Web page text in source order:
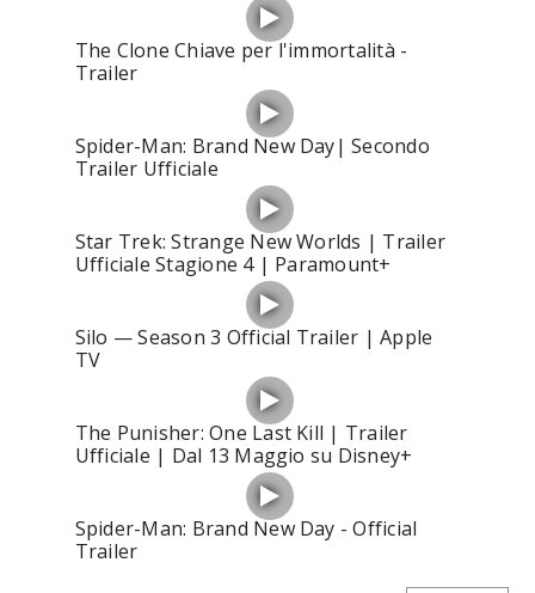
The Clone Chiave per l'immortalità -
Trailer
Spider-Man: Brand New Day| Secondo
Trailer Ufficiale
Star Trek: Strange New Worlds | Trailer
Ufficiale Stagione 4 | Paramount+
Silo — Season 3 Official Trailer | Apple
TV
The Punisher: One Last Kill | Trailer
Ufficiale | Dal 13 Maggio su Disney+
Spider-Man: Brand New Day - Official
Trailer